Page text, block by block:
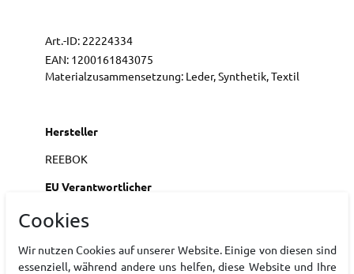
Art.-ID: 22224334
EAN: 1200161843075
Materialzusammensetzung: Leder, Synthetik, Textil
Hersteller
REEBOK
EU Verantwortlicher
Cookies
Wir nutzen Cookies auf unserer Website. Einige von diesen sind
essenziell, während andere uns helfen, diese Website und Ihre